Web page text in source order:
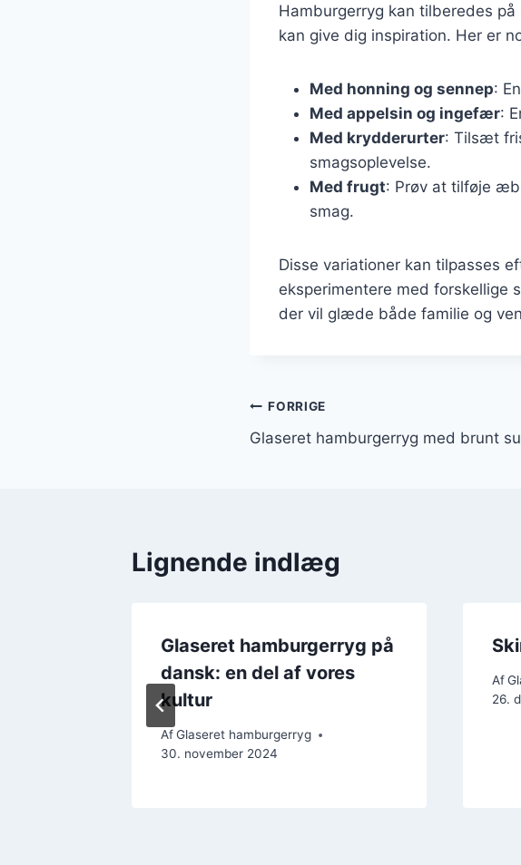
Hamburgerryg kan tilberedes
kan give dig inspiration. Her er
Med honning og sennep:
Med appelsin og ingefær:
Med krydderurter: Tilsæt
smagsoplevelse.
Med frugt: Prøv at tilføje
smag.
Disse variationer kan tilpasses
eksperimentere med forskellige
der vil glæde både familie og
Indlægsnavigation
FORRIGE
Glaseret hamburgerryg med brunt
Lignende indlæg
Glaseret hamburgerryg på
dansk: en del af vores
kultur
AfGlaseret hamburgerryg
30. november 2024
Af
26.